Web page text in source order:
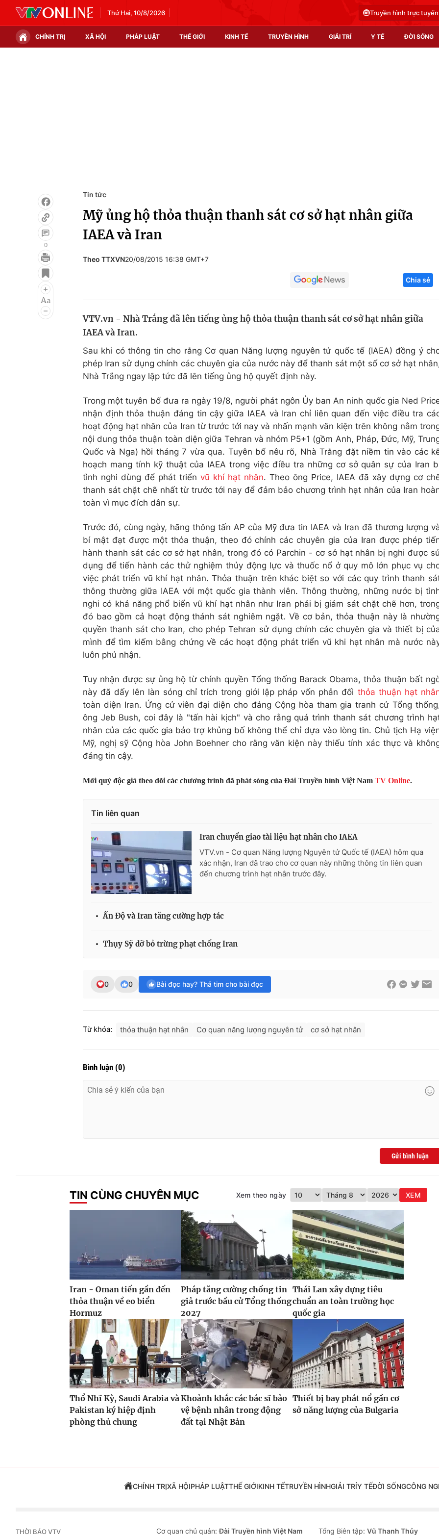
Thứ Hai, 10/8/2026 Truyền hình trực tuyến
CHÍNH TRỊ XÃ HỘI PHÁP LUẬT THẾ GIỚI KINH TẾ TRUYỀN HÌNH GIẢI TRÍ Y TẾ ĐỜI SỐNG
Infographic
Điện ảnh
Âm nhạc
Chất lượng cuộc sống
Tuyển sinh
Hitech Công
Thị trường
0
Tin tức
Mỹ ủng hộ thỏa thuận thanh sát cơ sở hạt nhân giữa
IAEA và Iran
Theo TTXVN20/08/2015 16:38 GMT+7
Chia sẻ
VTV.vn - Nhà Trắng đã lên tiếng ủng hộ thỏa thuận thanh sát cơ sở hạt nhân giữa
IAEA và Iran.
Sau khi có thông tin cho rằng Cơ quan Năng lượng nguyên tử quốc tế (IAEA) đồng ý
phép Iran sử dụng chính các chuyên gia của nước này để thanh sát một số cơ sở hạt
Nhà Trắng ngay lập tức đã lên tiếng ủng hộ quyết định này.
Trong một tuyên bố đưa ra ngày 19/8, người phát ngôn Ủy ban An ninh quốc gia Ned
nhận định thỏa thuận đáng tin cậy giữa IAEA và Iran chỉ liên quan đến việc điều tra
hoạt động hạt nhân của Iran từ trước tới nay và nhấn mạnh văn kiện trên không nằm
nội dung thỏa thuận toàn diện giữa Tehran và nhóm P5+1 (gồm Anh, Pháp, Đức, Mỹ,
Quốc và Nga) hồi tháng 7 vừa qua. Tuyên bố nêu rõ, Nhà Trắng đặt niềm tin vào các
hoạch mang tính kỹ thuật của IAEA trong việc điều tra những cơ sở quân sự của Iran
tình nghi dùng để phát triển vũ khí hạt nhân. Theo ông Price, IAEA đã xây dựng cơ
thanh sát chặt chẽ nhất từ trước tới nay để đảm bảo chương trình hạt nhân của Iran
toàn vì mục đích dân sự.
Trước đó, cùng ngày, hãng thông tấn AP của Mỹ đưa tin IAEA và Iran đã thương lượng
bí mật đạt được một thỏa thuận, theo đó chính các chuyên gia của Iran được phép
hành thanh sát các cơ sở hạt nhân, trong đó có Parchin - cơ sở hạt nhân bị nghi được
dụng để tiến hành các thử nghiệm thủy động lực và thuốc nổ ở quy mô lớn phục vụ
việc phát triển vũ khí hạt nhân. Thỏa thuận trên khác biệt so với các quy trình thanh
thông thường giữa IAEA với một quốc gia thành viên. Thông thường, những nước bị
nghi có khả năng phổ biển vũ khí hạt nhân như Iran phải bị giám sát chặt chẽ hơn,
đó bao gồm cả hoạt động thánh sát nghiêm ngặt. Về cơ bản, thỏa thuận này là
quyền thanh sát cho Iran, cho phép Tehran sử dụng chính các chuyên gia và thiết bị
mình để tìm kiếm bằng chứng về các hoạt động phát triển vũ khi hạt nhân mà nước
luôn phủ nhận.
Tuy nhận được sự ủng hộ từ chính quyền Tổng thống Barack Obama, thỏa thuận bất
này đã dấy lên làn sóng chỉ trích trong giới lập pháp vốn phản đối thỏa thuận hạt
toàn diện Iran. Ứng cử viên đại diện cho đảng Cộng hòa tham gia tranh cử Tổng
ông Jeb Bush, coi đây là "tấn hài kịch" và cho rằng quá trình thanh sát chương trình
nhân của các quốc gia bảo trợ khủng bố không thể chỉ dựa vào lòng tin. Chủ tịch Hạ
Mỹ, nghị sỹ Cộng hòa John Boehner cho rằng văn kiện này thiếu tính xác thực và
đáng tin cậy.
Mời quý độc giả theo dõi các chương trình đã phát sóng của Đài Truyền hình Việt Nam TV Online.
Tin liên quan
Iran chuyển giao tài liệu hạt nhân cho IAEA
VTV.vn - Cơ quan Năng lượng Nguyên tử Quốc tế (IAEA) hôm qua
xác nhận, Iran đã trao cho cơ quan này những thông tin liên quan
đến chương trình hạt nhân trước đây.
Ấn Độ và Iran tăng cường hợp tác
Thụy Sỹ dỡ bỏ trừng phạt chống Iran
0 0 Bài đọc hay? Thả tim cho bài đọc
Từ khóa: thỏa thuận hạt nhân Cơ quan năng lượng nguyên tử cơ sở hạt nhân
Bình luận (0)
Gửi bình luận
TIN CÙNG CHUYÊN MỤC Xem theo ngày XEM
Iran - Oman tiến gần đến
thỏa thuận về eo biển
Hormuz
Pháp tăng cường chống tin
giả trước bầu cử Tổng thống
2027
Thái Lan xây dựng tiêu
chuẩn an toàn trường học
quốc gia
Thổ Nhĩ Kỳ, Saudi Arabia và
Pakistan ký hiệp định
phòng thủ chung
Khoảnh khắc các bác sĩ bảo
vệ bệnh nhân trong động
đất tại Nhật Bản
Thiết bị bay phát nổ gần cơ
sở năng lượng của Bulgaria
CHÍNH TRỊXÃ HỘIPHÁP LUẬTTHẾ GIỚIKINH TẾTRUYỀN HÌNHGIẢI TRÍY TẾĐỜI SỐNGCÔNG
THỜI BÁO VTV Cơ quan chủ quản:Đài Truyền hình Việt Nam
Tổng Biên tập: Vũ Thanh Thủy